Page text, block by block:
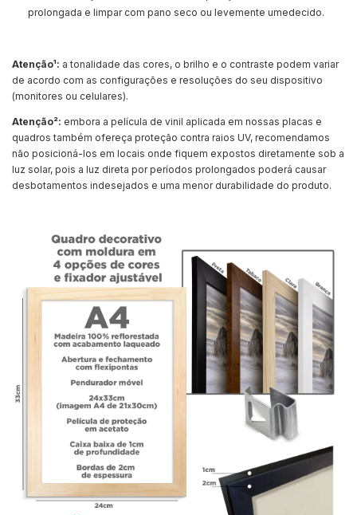
prolongada e limpar com pano seco ou levemente umedecido.
Atenção¹: a tonalidade das cores, o brilho e o contraste podem variar
de acordo com as configurações e resoluções do seu dispositivo
(monitores ou celulares).
Atenção²: embora a película de vinil aplicada em nossas placas e
quadros também ofereça proteção contra raios UV, recomendamos
não posicioná-los em locais onde fiquem expostos diretamente sob a
luz solar, pois a luz direta por períodos prolongados poderá causar
desbotamentos indesejados e uma menor durabilidade do produto.